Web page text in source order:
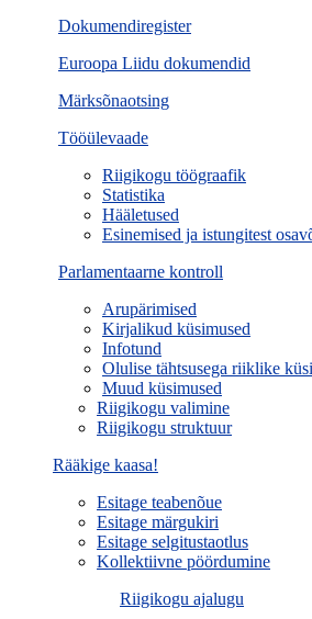
Dokumendiregister
Euroopa Liidu dokumendid
Märksõnaotsing
Tööülevaade
Riigikogu töögraafik
Statistika
Hääletused
Esinemised ja istungitest
Parlamentaarne kontroll
Arupärimised
Kirjalikud küsimused
Infotund
Olulise tähtsusega riiklike
Muud küsimused
Riigikogu valimine
Riigikogu struktuur
Rääkige kaasa!
Esitage teabenõue
Esitage märgukiri
Esitage selgitustaotlus
Kollektiivne pöördumine
Riigikogu ajalugu